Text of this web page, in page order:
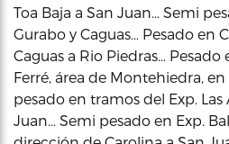
Toa Baja a San Juan… Semi
Gurabo y Caguas… Pesado en
Caguas a Rio Piedras… Pesado
Ferré, área de Montehiedra,
pesado en tramos del Exp.
Juan… Semi pesado en Exp.